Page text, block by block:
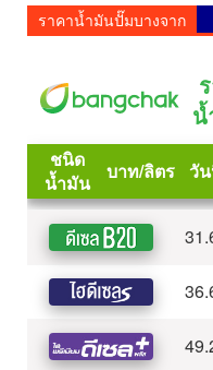
ราคาน้ำมันปั๊มบางจาก